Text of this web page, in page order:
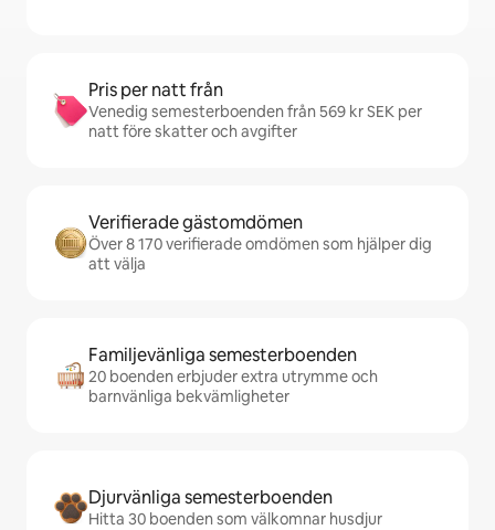
Pris per natt från
Venedig semesterboenden från 569 kr SEK per
natt före skatter och avgifter
Verifierade gästomdömen
Över 8 170 verifierade omdömen som hjälper dig
att välja
Familjevänliga semesterboenden
20 boenden erbjuder extra utrymme och
barnvänliga bekvämligheter
Djurvänliga semesterboenden
Hitta 30 boenden som välkomnar husdjur